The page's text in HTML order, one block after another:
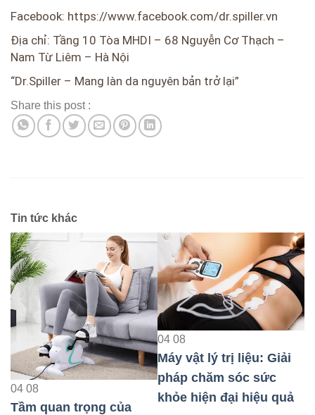
Facebook: https://www.facebook.com/dr.spiller.vn
Địa chỉ: Tầng 10 Tòa MHDI – 68 Nguyễn Cơ Thạch –
Nam Từ Liêm – Hà Nội
“Dr.Spiller – Mang làn da nguyên bản trở lại”
Share this post :
Tin tức khác
của
04 08
Máy vật lý trị liệu: Giải
pháp chăm sóc sức
khỏe hiện đại hiệu quả
04 08
Máy xung
pháp chăm